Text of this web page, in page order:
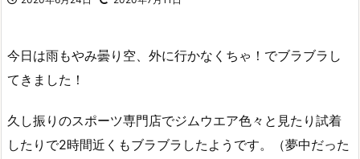
今日は雨もやみ曇り空、外に行かなくちゃ！でブラブラし
てきました！
久し振りのスポーツ専門店でジムウエア色々と見たり試着
したりで2時間近くもブラブラしたようです。（夢中だった